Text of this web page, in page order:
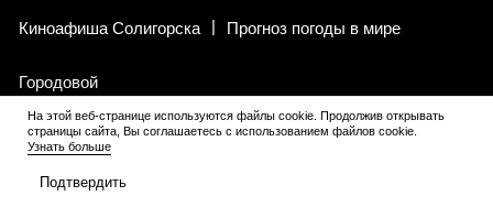
Киноафиша Солигорска Прогноз погоды в мире
Городовой
© 2002-2026 Все права и материалы принадлежат «Киноафиша».
Копирование информации только с письменного разрешения
редакции.
На этой веб-странице используются файлы cookie. Продолжив открывать
страницы сайта, Вы соглашаетесь с использованием файлов cookie.
Узнать больше
Подтвердить